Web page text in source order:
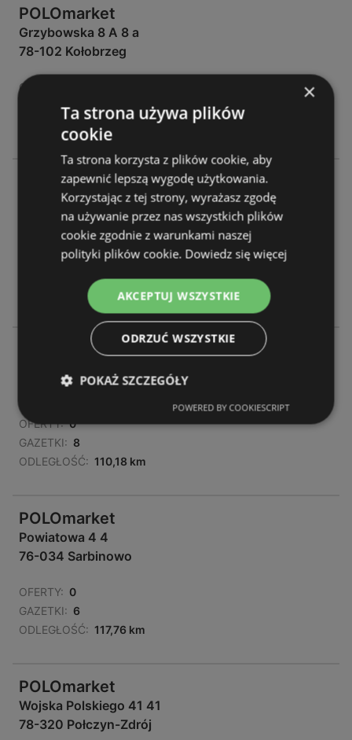
POLOmarket
Grzybowska 8 A 8 a
78-102 Kołobrzeg
OFERTY:
GAZETKI:
88,39 km
POLOmarket
Browarna 6 6
73-150 Łobez
OFERTY: 0
ODLEGŁOŚĆ:
94,04 km
POLOmarket
78-500 Drawsko Pomorskie
OFERTY: 0
GAZETKI: 8
ODLEGŁOŚĆ: 110,18 km
POLOmarket
Powiatowa 4 4
76-034 Sarbinowo
OFERTY: 0
GAZETKI: 6
ODLEGŁOŚĆ: 117,76 km
POLOmarket
Wojska Polskiego 41 41
78-320 Połczyn-Zdrój
×
Ta strona używa plików
cookie
Ta strona korzysta z plików cookie, aby
zapewnić lepszą wygodę użytkowania.
Korzystając z tej strony, wyrażasz zgodę
na używanie przez nas wszystkich plików
cookie zgodnie z warunkami naszej
polityki plików cookie. Dowiedz się więcej
AKCEPTUJ WSZYSTKIE
ODRZUĆ WSZYSTKIE
POKAŻ SZCZEGÓŁY
POWERED BY COOKIESCRIPT